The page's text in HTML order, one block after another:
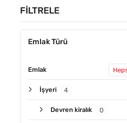
FILTRELE
Emlak Türü
Emlak
İşyeri 4
Devren kiralık 0